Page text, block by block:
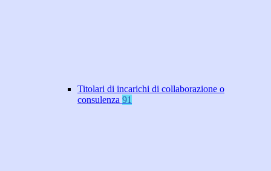
Titolari di incarichi di collaborazione o
consulenza 91